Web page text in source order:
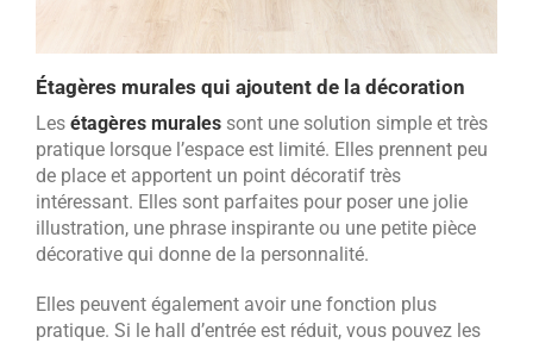
Étagères murales qui ajoutent de la décoration
Les étagères murales sont une solution simple et très
pratique lorsque l’espace est limité. Elles prennent peu
de place et apportent un point décoratif très
intéressant. Elles sont parfaites pour poser une jolie
illustration, une phrase inspirante ou une petite pièce
décorative qui donne de la personnalité.
Elles peuvent également avoir une fonction plus
pratique. Si le hall d’entrée est réduit, vous pouvez les